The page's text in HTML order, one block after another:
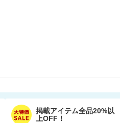
掲載アイテム全品20%以
上OFF！